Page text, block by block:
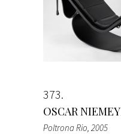
373
OSCAR
Poltrona Rio, 2005